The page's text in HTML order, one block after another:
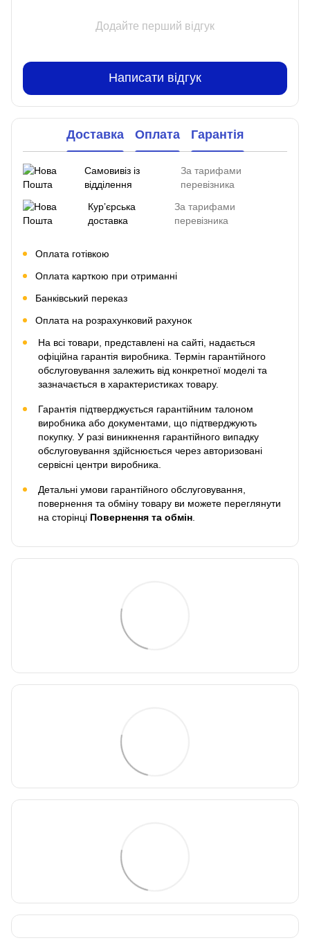
Додайте перший відгук
Написати відгук
Доставка Оплата Гарантія
Самовивіз із
відділення
За тарифами
перевізника
Курʼєрська
доставка
За тарифами
перевізника
Оплата готівкою
Оплата карткою при отриманні
Банківський переказ
Оплата на розрахунковий рахунок
На всі товари, представлені на сайті, надається
офіційна гарантія виробника. Термін гарантійного
обслуговування залежить від конкретної моделі та
зазначається в характеристиках товару.
Гарантія підтверджується гарантійним талоном
виробника або документами, що підтверджують
покупку. У разі виникнення гарантійного випадку
обслуговування здійснюється через авторизовані
сервісні центри виробника.
Детальні умови гарантійного обслуговування,
повернення та обміну товару ви можете переглянути
на сторінці Повернення та обмін